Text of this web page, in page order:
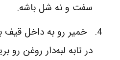
سفت و نه شل باشه.
خمیر رو به داخل قیف
در تابه لبه‌دار روغن رو